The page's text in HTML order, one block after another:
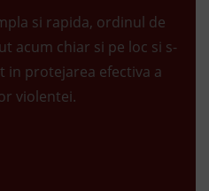
si rapida, ordinul de
acum chiar si pe loc si s-
in protejarea efectiva a
violentei.